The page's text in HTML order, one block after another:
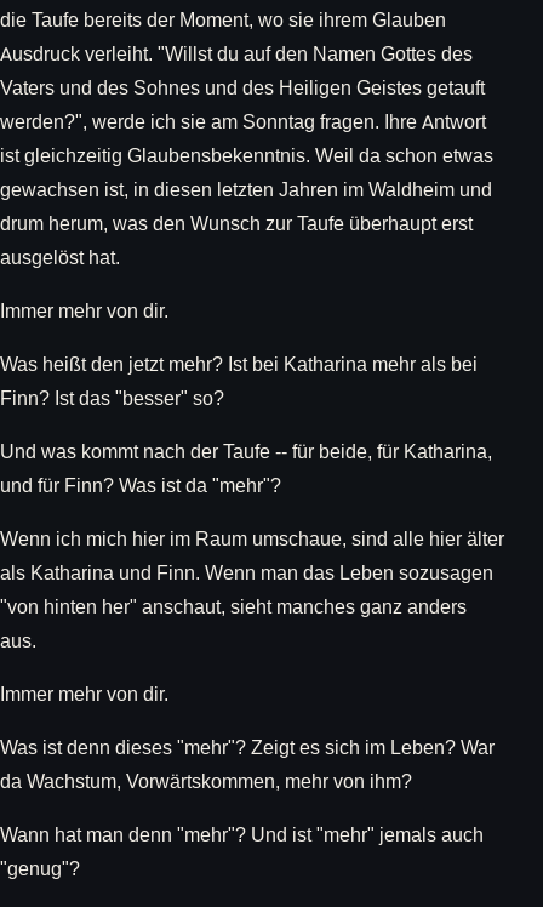
die Taufe bereits der Moment, wo sie ihrem Glauben
Ausdruck verleiht. "Willst du auf den Namen Gottes des
Vaters und des Sohnes und des Heiligen Geistes getauft
werden?", werde ich sie am Sonntag fragen. Ihre Antwort
ist gleichzeitig Glaubensbekenntnis. Weil da schon etwas
gewachsen ist, in diesen letzten Jahren im Waldheim und
drum herum, was den Wunsch zur Taufe überhaupt erst
ausgelöst hat.
Immer mehr von dir.
Was heißt den jetzt mehr? Ist bei Katharina mehr als bei
Finn? Ist das "besser" so?
Und was kommt nach der Taufe -- für beide, für Katharina,
und für Finn? Was ist da "mehr"?
Wenn ich mich hier im Raum umschaue, sind alle hier älter
als Katharina und Finn. Wenn man das Leben sozusagen
"von hinten her" anschaut, sieht manches ganz anders
aus.
Immer mehr von dir.
Was ist denn dieses "mehr"? Zeigt es sich im Leben? War
da Wachstum, Vorwärtskommen, mehr von ihm?
Wann hat man denn "mehr"? Und ist "mehr" jemals auch
"genug"?